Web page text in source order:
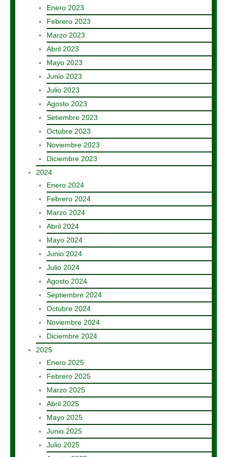
Enero 2023
Febrero 2023
Marzo 2023
Abril 2023
Mayo 2023
Junio 2023
Julio 2023
Agosto 2023
Setiembre 2023
Octubre 2023
Noviembre 2023
Diciembre 2023
2024
Enero 2024
Febrero 2024
Marzo 2024
Abril 2024
Mayo 2024
Junio 2024
Julio 2024
Agosto 2024
Septiembre 2024
Octubre 2024
Noviembre 2024
Diciembre 2024
2025
Enero 2025
Febrero 2025
Marzo 2025
Abril 2025
Mayo 2025
Junio 2025
Julio 2025